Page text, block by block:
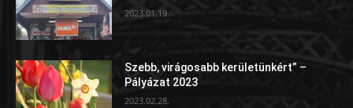
2023.01.19.
Szebb, virágosabb kerületünkért” –
Pályázat 2023
2023.02.28.